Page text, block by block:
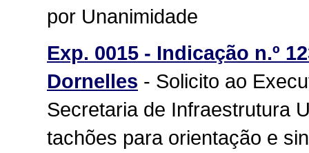
por Unanimidade
Exp. 0015 - Indicação n.º
Dornelles - Solicito ao
Secretaria de Infraestrutura
tachões para orientação e